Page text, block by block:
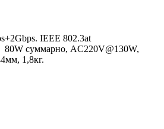
IEEE 802.3at
суммарно, AC220V@130W,
1,8кг.